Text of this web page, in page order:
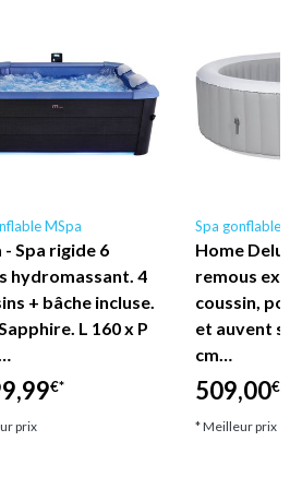
MSpa
- Spa rigide 6
hydromassant. 4
+ bâche incluse.
L 160 x P
€*
prix
Spa gonflable
Home
remous
coussin,
et auvent
cm…
509,00€*
* Meilleur prix